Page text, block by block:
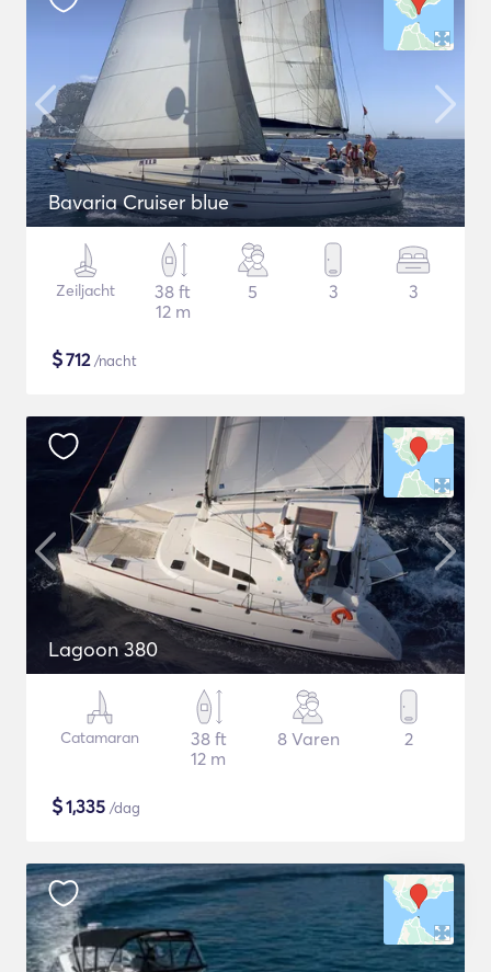
Bavaria Cruiser blue
Zeiljacht
38 ft
12 m
5 3 3
$712/nacht
Lagoon 380
Catamaran
38 ft
12 m
8 Varen 2
$1,335 /dag